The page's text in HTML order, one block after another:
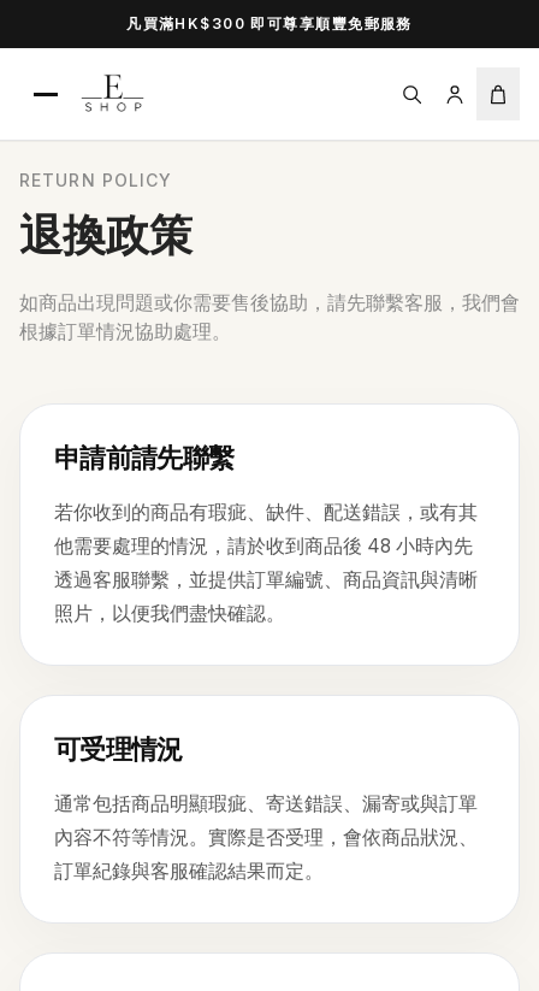
凡買滿HK$300 即可尊享順豐免郵服務
Open navigation menu
RETURN POLICY
退換政策
如商品出現問題或你需要售後協助，請先聯繫客服，我們會
根據訂單情況協助處理。
申請前請先聯繫
若你收到的商品有瑕疵、缺件、配送錯誤，或有其
他需要處理的情況，請於收到商品後 48 小時內先
透過客服聯繫，並提供訂單編號、商品資訊與清晰
照片，以便我們盡快確認。
可受理情況
通常包括商品明顯瑕疵、寄送錯誤、漏寄或與訂單
內容不符等情況。實際是否受理，會依商品狀況、
訂單紀錄與客服確認結果而定。